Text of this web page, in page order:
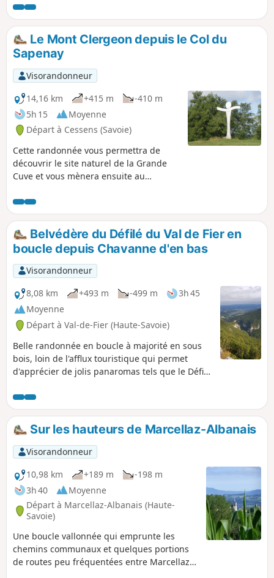
repartant de Vaulx (point haut du circuit).
Le Mont Clergeon depuis le Col du
Sapenay
Visorandonneur
14,16 km
+415 m
-410 m
5h 15
Moyenne
Départ à Cessens (Savoie)
Cette randonnée vous permettra de
découvrir le site naturel de la Grande
Cuve et vous mènera ensuite au
d'orientation. Découvrez également
l'habitat traditionnel de ces montagnes
au hameau de Montclergeon.
Belvédère du Défilé du Val de Fier en
boucle depuis Chavanne d'en bas
Visorandonneur
8,08 km
+493 m -499 m
3h 45
Moyenne
Départ à Val-de-Fier (Haute-Savoie)
Belle randonnée en boucle à majorité en sous
bois, loin de l'afflux touristique qui permet
d'apprécier de jolis panaromas tels que le Défilé
encore la Chapelle en ruine de Saint-André
donnant sur la plaine de l'Albanais et les
contreforts du Semnoz.
Sur les hauteurs de Marcellaz-Albanais
Visorandonneur
10,98 km
+189 m
-198 m
3h 40
Moyenne
Départ à Marcellaz-Albanais (Haute-
Savoie)
Une boucle vallonnée qui emprunte les
chemins communaux et quelques portions
de routes peu fréquentées entre Marcellaz-